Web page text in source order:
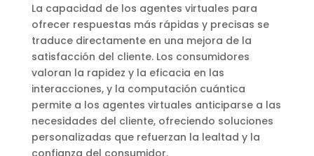
La capacidad de los agentes virtuales para
ofrecer respuestas más rápidas y precisas se
traduce directamente en una mejora de la
satisfacción del cliente. Los consumidores
valoran la rapidez y la eficacia en las
interacciones, y la computación cuántica
permite a los agentes virtuales anticiparse a las
necesidades del cliente, ofreciendo soluciones
personalizadas que refuerzan la lealtad y la
confianza del consumidor.